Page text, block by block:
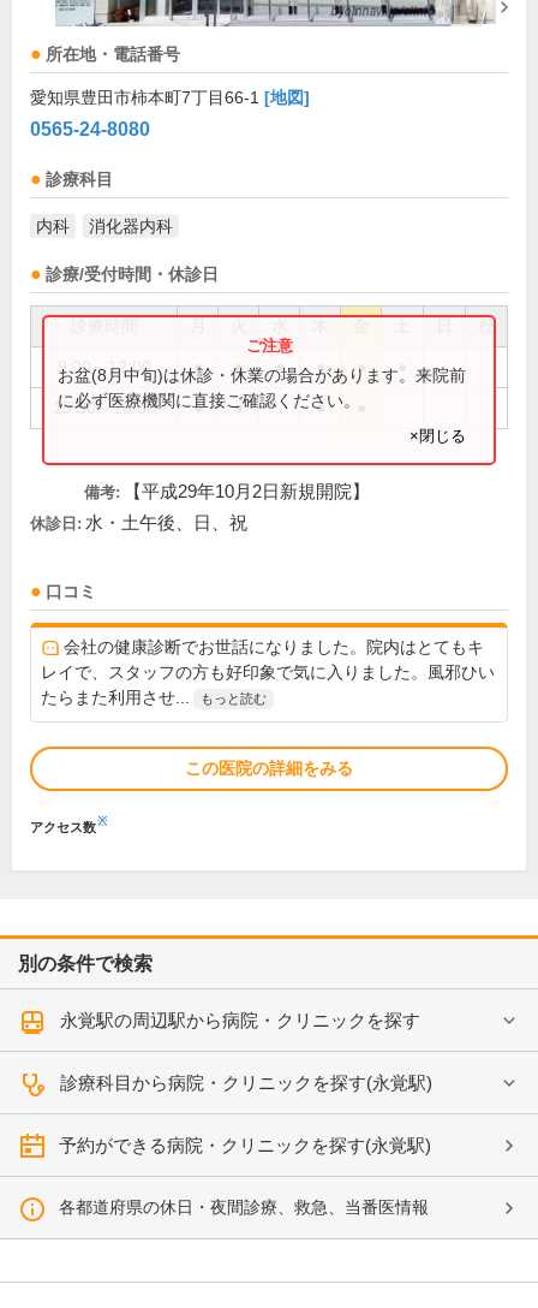
所在地・電話番号
愛知県豊田市柿本町7丁目66-1 [地図]
0565-24-8080
診療科目
内科 消化器内科
診療/受付時間・休診日
祝
9:00～12:00 ● ● ● ● ●
15:30～18:30 ● ● ●
お盆(8月中旬)は休診・休業の場合があります。来院前
に必ず医療機関に直接ご確認ください。
×閉じる
備考: 【平成29年10月2日新規開院】
休診日: 水・土午後、日、祝
口コミ
会社の健康診断でお世話になりました。院内はとてもキ
レイで、スタッフの方も好印象で気に入りました。風邪ひい
たらまた利用させ...
もっと読む
この医院の詳細をみる
アクセス数※
別の条件で検索
永覚駅の周辺駅から病院・クリニックを探す
診療科目から病院・クリニックを探す(永覚駅)
予約ができる病院・クリニックを探す(永覚駅)
各都道府県の休日・夜間診療、救急、当番医情報